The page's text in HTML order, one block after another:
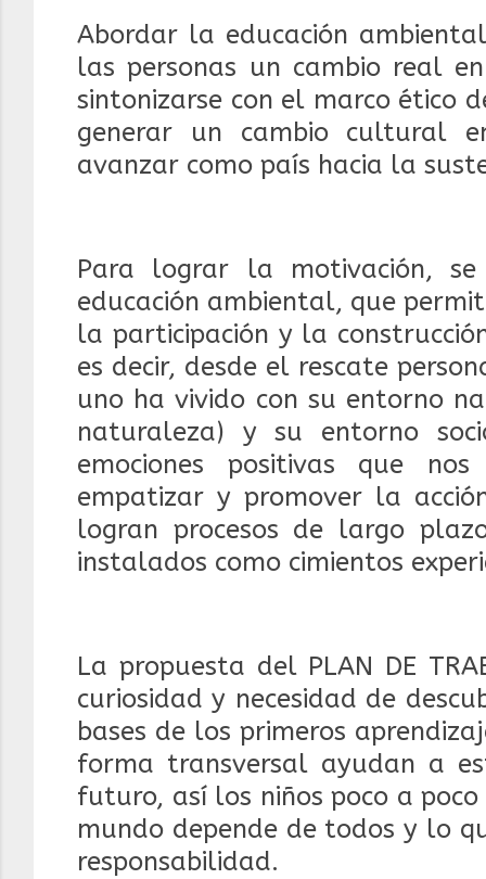
Abordar la educación
las personas un cambio real
sintonizarse con el marco ético
generar un cambio cultural
avanzar como país hacia la
Para lograr la motivación,
educación ambiental, que
la participación y la
es decir, desde el rescate
uno ha vivido con su entorno
naturaleza) y su entorno
emociones positivas que
empatizar y promover la
logran procesos de largo
instalados como cimientos
La propuesta del PLAN DE
curiosidad y necesidad de
bases de los primeros
forma transversal ayudan a
futuro, así los niños poco a
mundo depende de todos y lo
responsabilidad.